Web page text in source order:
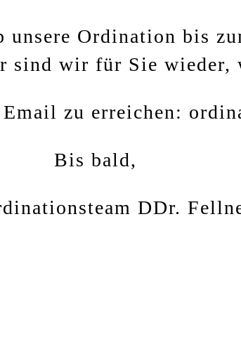
Ordination bis
sind wir für Sie wieder,
zu erreichen:
Bis bald,
DDr.